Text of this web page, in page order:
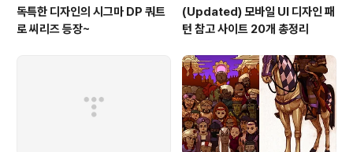
독특한 디자인의 시그마 DP 쿼트
로 씨리즈 등장~
(Updated) 모바일 UI 디자인 패
턴 참고 사이트 20개 총정리